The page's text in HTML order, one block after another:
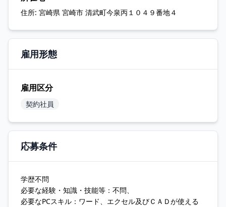
住所: 宮崎県 宮崎市 清武町今泉丙１０４９番地４
雇用形態
雇用区分
契約社員
応募条件
学歴不問
必要な経験・知識・技能等：不問、
必要なPCスキル：ワード、エクセル及びＣＡＤが使える